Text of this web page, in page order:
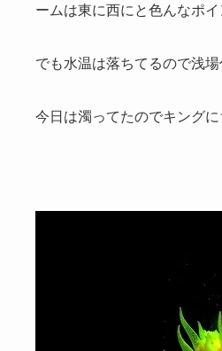
ームは東に西にと色んなポ
でも水温は落ちてるので浅
今日は濁ってたのでキング